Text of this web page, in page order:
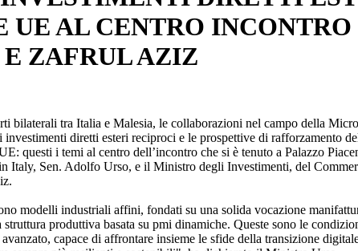
UE AL CENTRO INCONTRO
ZAFRUL AZIZ
bilaterali tra Italia e Malesia, le collaborazioni nel campo della
investimenti diretti esteri reciproci e le prospettive di rafforzamento
questi i temi al centro dell’incontro che si è tenuto a Palazzo
Italy, Sen. Adolfo Urso, e il Ministro degli Investimenti, del
modelli industriali affini, fondati su una solida vocazione
struttura produttiva basata su pmi dinamiche. Queste sono le
capace di affrontare insieme le sfide della transizione